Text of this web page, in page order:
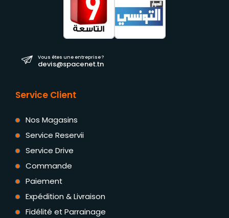
Vous êtes une entreprise ?
devis@spacenet.tn
Service Client
Nos Magasins
Service Reservii
Service Drive
Commande
Paiement
Expédition & Livraison
Fidélité et Parrainage